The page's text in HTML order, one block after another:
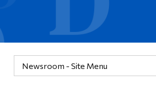
Newsroom - Site Menu
Omnivox
Liens rapides